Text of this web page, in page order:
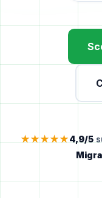
★★★★★4,9/5